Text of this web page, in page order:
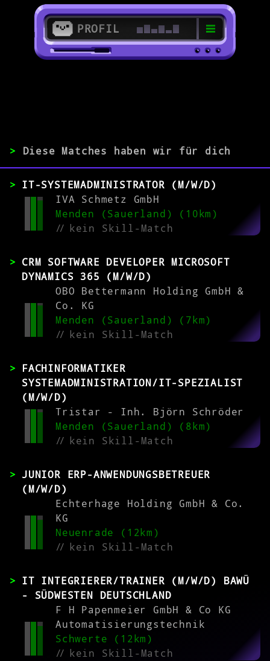
PROFIL
>
ERFAHRUNG
0-1 2-5 >5
> Diese Matches haben wir für dich
IT-SYSTEMADMINISTRATOR (M/W/D)
IVA Schmetz GmbH
Menden (Sauerland) (10km)
//kein Skill-Match
CRM SOFTWARE DEVELOPER MICROSOFT
DYNAMICS 365 (M/W/D)
OBO Bettermann Holding GmbH &
Co. KG
Menden (Sauerland) (7km)
//kein Skill-Match
FACHINFORMATIKER
SYSTEMADMINISTRATION/IT-SPEZIALIST
(M/W/D)
Tristar - Inh. Björn Schröder
Menden (Sauerland) (8km)
//kein Skill-Match
JUNIOR ERP-ANWENDUNGSBETREUER
(M/W/D)
Echterhage Holding GmbH & Co.
KG
Neuenrade (12km)
//kein Skill-Match
IT INTEGRIERER/TRAINER (M/W/D) BAWÜ
- SÜDWESTEN DEUTSCHLAND
F H Papenmeier GmbH & Co KG
Automatisierungstechnik
Schwerte (12km)
//kein Skill-Match